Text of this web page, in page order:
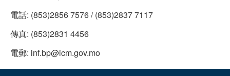
電話: (853)2856 7576 / (853)2837 7117
傳真: (853)2831 4456
電郵: inf.bp@icm.gov.mo